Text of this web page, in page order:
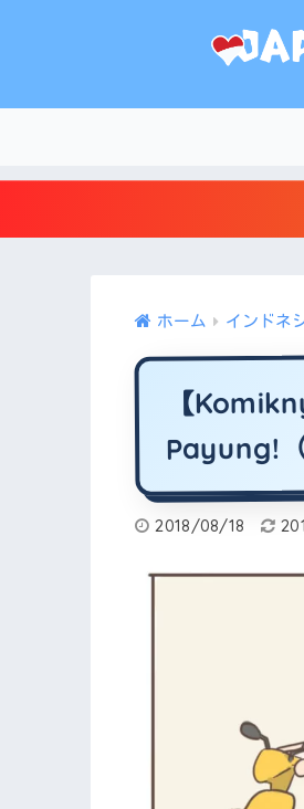
ホーム インドネ
【
Payung!
2018/08/18